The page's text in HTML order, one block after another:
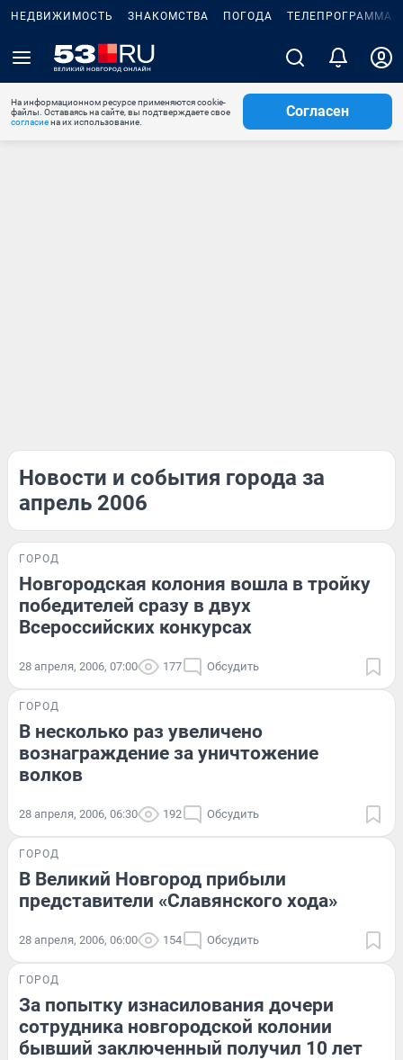
НЕДВИЖИМОСТЬ ЗНАКОМСТВА ПОГОДА ТЕЛЕПРОГРАММА
На информационном ресурсе применяются cookie-
файлы. Оставаясь на сайте, вы подтверждаете свое
согласиена их использование.
Согласен
Новости и события города за
апрель 2006
ГОРОД
Новгородская колония вошла в тройку
победителей сразу в двух
Всероссийских конкурсах
28 апреля, 2006, 07:00 177 Обсудить
ГОРОД
В несколько раз увеличено
вознаграждение за уничтожение
волков
28 апреля, 2006, 06:30 192 Обсудить
ГОРОД
В Великий Новгород прибыли
представители «Славянского хода»
28 апреля, 2006, 06:00 154 Обсудить
ГОРОД
За попытку изнасилования дочери
сотрудника новгородской колонии
бывший заключенный получил 10 лет